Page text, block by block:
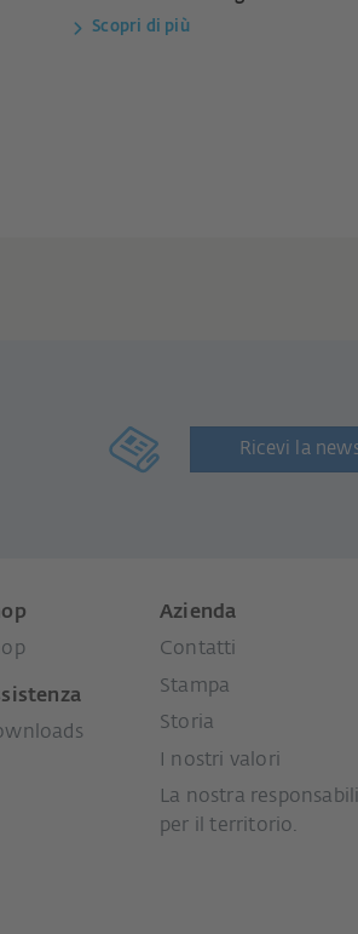
Scopri di più
Ricevi la
Azienda
Contatti
Stampa
Storia
I nostri valori
La nostra
per il territorio.